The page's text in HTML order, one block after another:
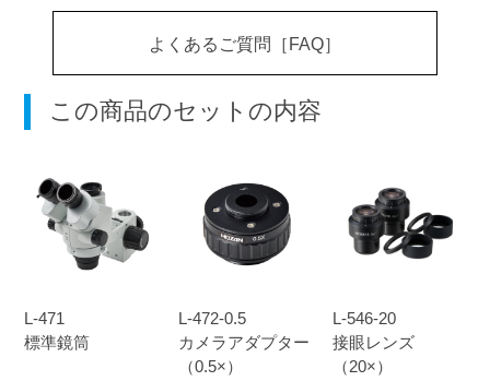
よくあるご質問［FAQ］
この商品のセットの内容
L-471
標準鏡筒
L-472-0.5
カメラアダプター
（0.5×）
L-546-20
接眼レンズ
（20×）